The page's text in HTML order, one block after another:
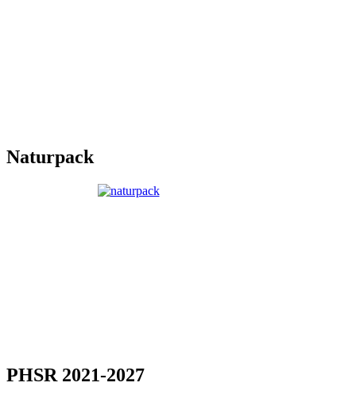
Naturpack
PHSR 2021-2027